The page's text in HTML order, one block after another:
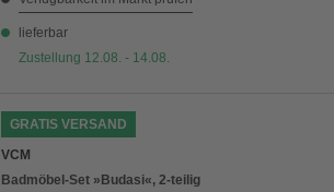
lieferbar
Zustellung 12.08. - 14.08.
GRATIS VERSAND
VCM
Badmöbel-Set »Budasi«, 2-teilig